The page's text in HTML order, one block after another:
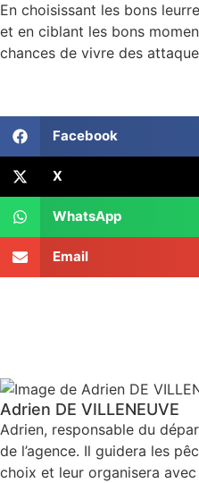
En choisissant les bons
et en ciblant les bons
chances de vivre des
Facebook
X
WhatsApp
Email
Adrien DE VILLENEUVE
Adrien, responsable du
de l’agence. Il guidera les
choix et leur organisera